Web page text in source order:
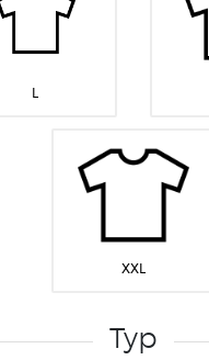
L
XXL
Typ